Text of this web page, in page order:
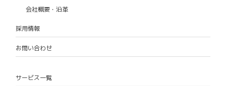
会社概要・沿革
採用情報
お問い合わせ
サービス一覧